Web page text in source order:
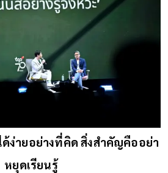
ด้ง่ายอย่างที่คิด สิ่งสำคัญคืออย่า
หยุดเรียนรู้